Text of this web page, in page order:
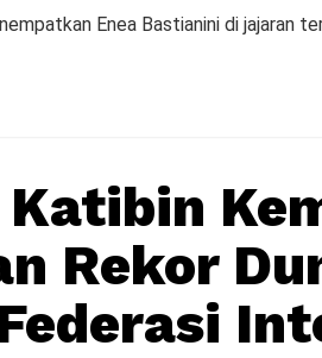
Enea Bastianini di jajaran
Rekor